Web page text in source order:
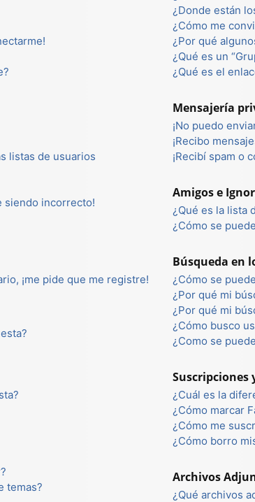
listas de usuarios
siendo incorrecto!
¡me pide que me registre!
temas?
¿Donde están
¿Cómo me
¿Por qué
¿Qué es un
¿Qué es el
Mensajería
¡No puedo
¡Recibo
¡Recibí spam o
Amigos e
¿Qué es la lista
¿Cómo se
Búsqueda en
¿Cómo se
¿Por qué mi
¿Por qué mi
¿Cómo busco
¿Como se
Suscripciones
¿Cuál es la
¿Cómo marcar
¿Cómo me
¿Cómo borro
Archivos
¿Qué archivos